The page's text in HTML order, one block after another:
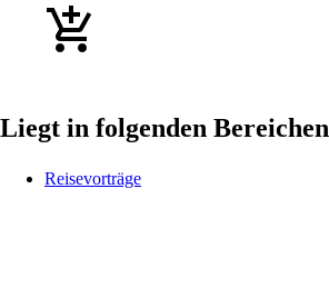
Liegt in folgenden Bereichen
Reisevorträge